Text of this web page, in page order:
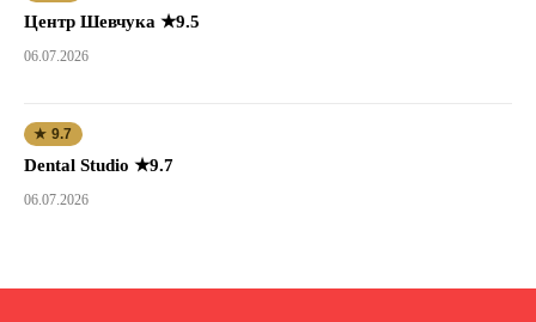
Центр Шевчука ★9.5
06.07.2026
★ 9.7
Dental Studio ★9.7
06.07.2026